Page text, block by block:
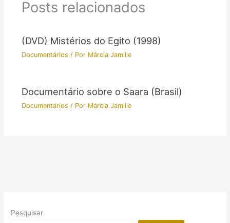
Posts relacionados
(DVD) Mistérios do Egito (1998)
Documentários / Por Márcia Jamille
Documentário sobre o Saara (Brasil)
Documentários / Por Márcia Jamille
Pesquisar